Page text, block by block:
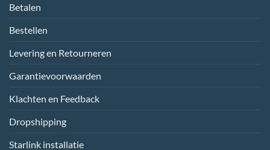
Betalen
Bestellen
Levering en Retourneren
Garantievoorwaarden
Klachten en Feedback
Dropshipping
Starlink installatie